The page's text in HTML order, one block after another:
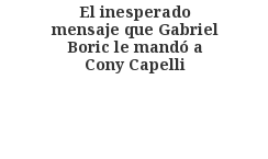
El inesperado
mensaje que Gabriel
Boric le mandó a
Cony Capelli